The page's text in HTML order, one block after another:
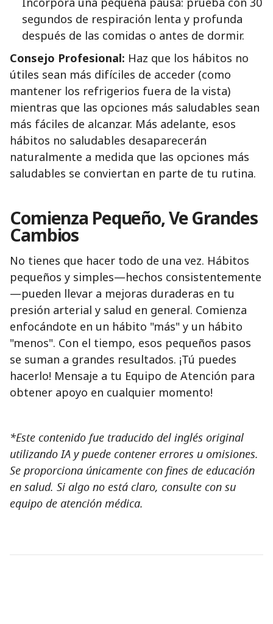
segundos de respiración lenta y profunda
después de las comidas o antes de dormir.
Consejo Profesional: Haz que los hábitos no
útiles sean más difíciles de acceder (como
mantener los refrigerios fuera de la vista)
mientras que las opciones más saludables sean
más fáciles de alcanzar. Más adelante, esos
hábitos no saludables desaparecerán
naturalmente a medida que las opciones más
saludables se conviertan en parte de tu rutina.
Comienza Pequeño, Ve Grandes
Cambios
No tienes que hacer todo de una vez. Hábitos
pequeños y simples—hechos consistentemente
—pueden llevar a mejoras duraderas en tu
presión arterial y salud en general. Comienza
enfocándote en un hábito "más" y un hábito
"menos". Con el tiempo, esos pequeños pasos
se suman a grandes resultados. ¡Tú puedes
hacerlo! Mensaje a tu Equipo de Atención para
obtener apoyo en cualquier momento!
*Este contenido fue traducido del inglés original
utilizando IA y puede contener errores u omisiones.
Se proporciona únicamente con fines de educación
en salud. Si algo no está claro, consulte con su
equipo de atención médica.